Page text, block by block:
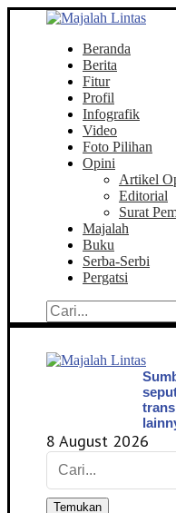
Beranda
Berita
Fitur
Profil
Infografik
Video
Foto Pilihan
Opini
Artikel
Editorial
Surat
Majalah
Buku
Serba-Serbi
Pergatsi
8 August 2026
Temukan